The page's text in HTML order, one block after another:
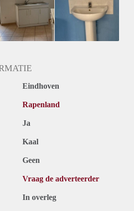
Eindhoven
Rapenland
Ja
Kaal
Geen
Vraag de adverteerder
In overleg